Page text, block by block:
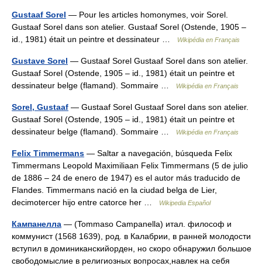
Gustaaf Sorel — Pour les articles homonymes, voir Sorel.
Gustaaf Sorel dans son atelier. Gustaaf Sorel (Ostende, 1905 –
id., 1981) était un peintre et dessinateur …
Wikipédia en Français
Gustave Sorel — Gustaaf Sorel Gustaaf Sorel dans son atelier.
Gustaaf Sorel (Ostende, 1905 – id., 1981) était un peintre et
dessinateur belge (flamand). Sommaire …
Wikipédia en Français
Sorel, Gustaaf — Gustaaf Sorel Gustaaf Sorel dans son atelier.
Gustaaf Sorel (Ostende, 1905 – id., 1981) était un peintre et
dessinateur belge (flamand). Sommaire …
Wikipédia en Français
Felix Timmermans — Saltar a navegación, búsqueda Felix
Timmermans Leopold Maximiliaan Felix Timmermans (5 de julio
de 1886 – 24 de enero de 1947) es el autor más traducido de
Flandes. Timmermans nació en la ciudad belga de Lier,
decimotercer hijo entre catorce her …
Wikipedia Español
Кампанелла — (Tommaso Campanella) итал. философ и
коммунист (1568 1639), род. в Калабрии, в ранней молодости
вступил в доминиканскийорден, но скоро обнаружил большое
свободомыслие в религиозных вопросах,навлек на себя